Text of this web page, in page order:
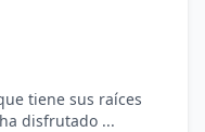
tiene sus raíces
disfrutado ...